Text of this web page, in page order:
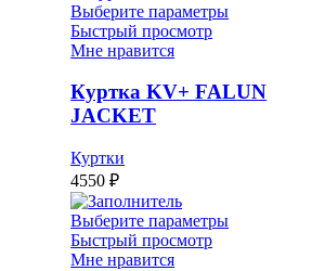
Выберите параметры
Быстрый просмотр
Мне нравится
Куртка KV+ FALUN
JACKET
Куртки
4550₽
Выберите параметры
Быстрый просмотр
Мне нравится